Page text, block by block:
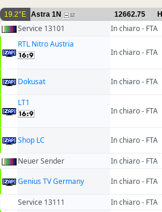
19.2°E Astra 1N 12 12662.75 H
Service 13101 In chiaro - FTA
RTL Nitro Austria
In chiaro - FTA
Dokusat In chiaro - FTA
LT1
In chiaro - FTA
Shop LC In chiaro - FTA
Neuer Sender In chiaro - FTA
Genius TV Germany
In chiaro - FTA
Service 13111 In chiaro - FTA